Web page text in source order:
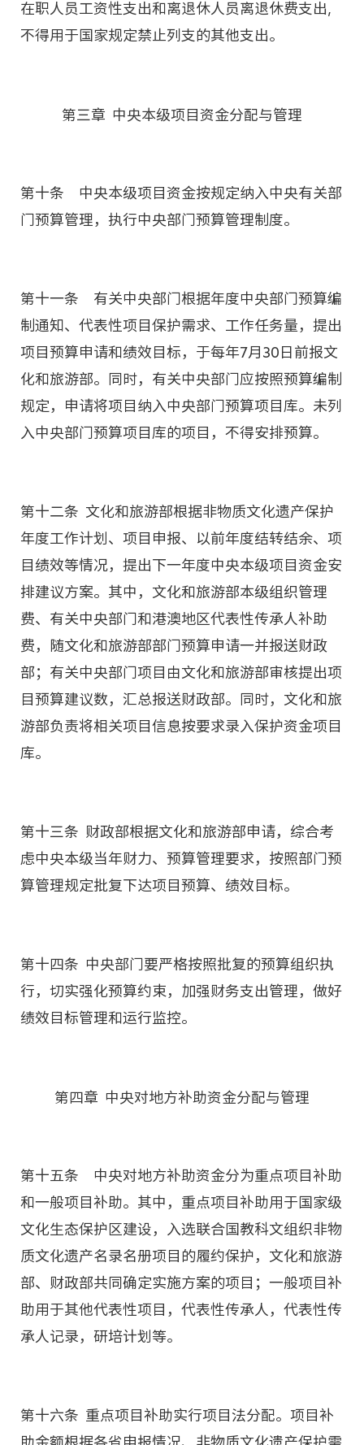
在职人员工资性支出和离退休人员离退休费支出,
不得用于国家规定禁止列支的其他支出。
第三章 中央本级项目资金分配与管理
第十条 中央本级项目资金按规定纳入中央有关部
门预算管理，执行中央部门预算管理制度。
第十一条 有关中央部门根据年度中央部门预算编
制通知、代表性项目保护需求、工作任务量，提出
项目预算申请和绩效目标，于每年7月30日前报文
化和旅游部。同时，有关中央部门应按照预算编制
规定，申请将项目纳入中央部门预算项目库。未列
入中央部门预算项目库的项目，不得安排预算。
第十二条 文化和旅游部根据非物质文化遗产保护
年度工作计划、项目申报、以前年度结转结余、项
目绩效等情况，提出下一年度中央本级项目资金安
排建议方案。其中，文化和旅游部本级组织管理
费、有关中央部门和港澳地区代表性传承人补助
费，随文化和旅游部部门预算申请一并报送财政
部；有关中央部门项目由文化和旅游部审核提出项
目预算建议数，汇总报送财政部。同时，文化和旅
游部负责将相关项目信息按要求录入保护资金项目
库。
第十三条 财政部根据文化和旅游部申请，综合考
虑中央本级当年财力、预算管理要求，按照部门预
算管理规定批复下达项目预算、绩效目标。
第十四条 中央部门要严格按照批复的预算组织执
行，切实强化预算约束，加强财务支出管理，做好
绩效目标管理和运行监控。
第四章 中央对地方补助资金分配与管理
第十五条 中央对地方补助资金分为重点项目补助
和一般项目补助。其中，重点项目补助用于国家级
文化生态保护区建设，入选联合国教科文组织非物
质文化遗产名录名册项目的履约保护，文化和旅游
部、财政部共同确定实施方案的项目；一般项目补
助用于其他代表性项目，代表性传承人，代表性传
承人记录，研培计划等。
第十六条 重点项目补助实行项目法分配。项目补
助金额根据各省申报情况、非物质文化遗产保护需